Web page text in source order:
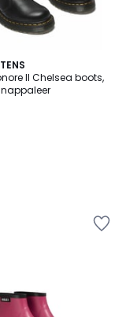
II Chelsea boots,